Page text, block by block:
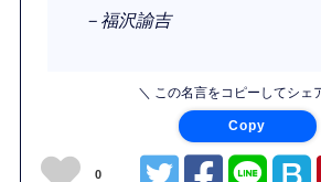
－福沢諭吉
＼ この名言をコピーしてシェ
Copy
0